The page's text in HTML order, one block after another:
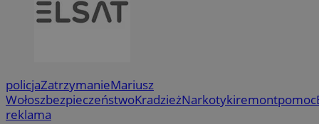
policjaZatrzymanieMariusz
WołoszbezpieczeństwoKradzieżNarkotykiremontpomoc
reklama